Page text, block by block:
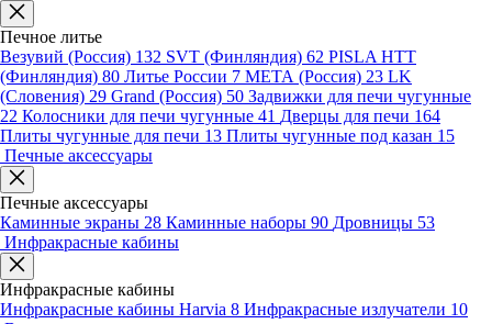
Печное литье
Везувий (Россия) 132 SVT (Финляндия) 62 PISLA HTT
(Финляндия) 80 Литье России 7 МЕТА (Россия) 23 LK
(Словения) 29 Grand (Россия) 50 Задвижки для печи чугунные
22 Колосники для печи чугунные 41 Дверцы для печи 164
Плиты чугунные для печи 13 Плиты чугунные под казан 15
Печные аксессуары
Печные аксессуары
Каминные экраны 28 Каминные наборы 90 Дровницы 53
Инфракрасные кабины
Инфракрасные кабины
Инфракрасные кабины Harvia 8 Инфракрасные излучатели 10